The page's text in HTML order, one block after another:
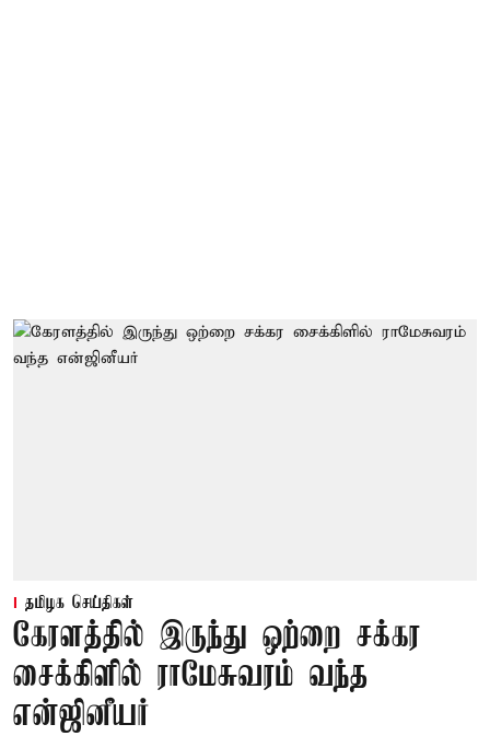
தமிழக செய்திகள்
கேரளத்தில் இருந்து ஒற்றை சக்கர
சைக்கிளில் ராமேசுவரம் வந்த
என்ஜினீயர்